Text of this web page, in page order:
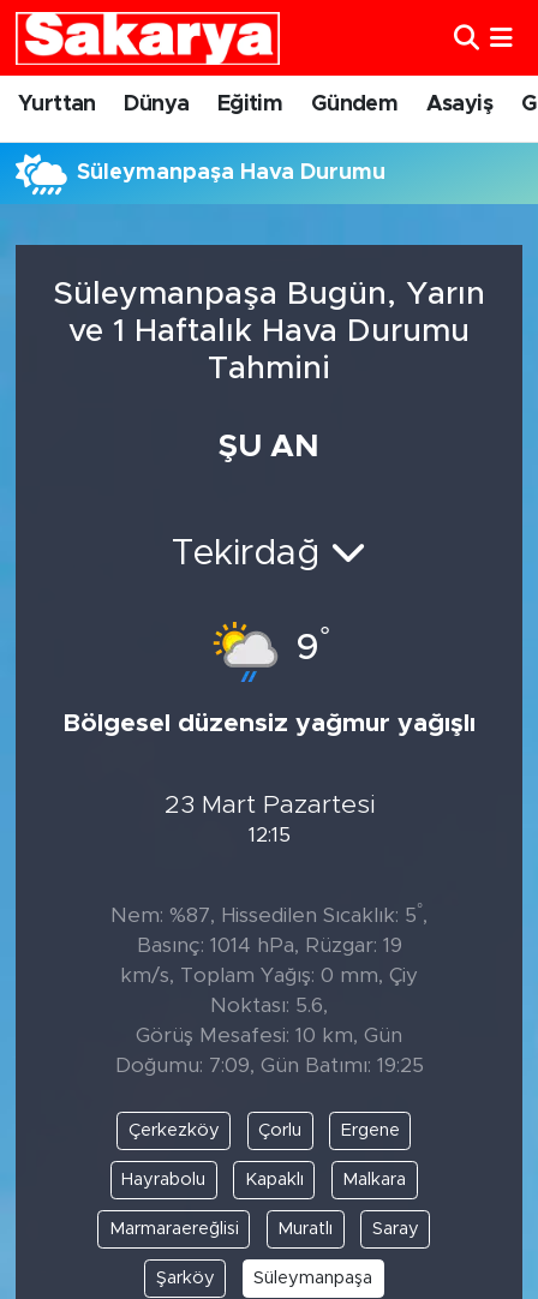
Yurttan Dünya Eğitim Gündem Asayiş
Süleymanpaşa Hava Durumu
Süleymanpaşa Bugün, Yarın
ve 1 Haftalık Hava Durumu
Tahmini
ŞU AN
Tekirdağ
9°
Bölgesel düzensiz yağmur yağışlı
23 Mart Pazartesi
12:15
Nem: %87, Hissedilen Sıcaklık: 5°,
Basınç: 1014 hPa, Rüzgar: 19
km/s, Toplam Yağış: 0 mm, Çiy
Noktası: 5.6,
Görüş Mesafesi: 10 km, Gün
Doğumu: 7:09, Gün Batımı: 19:25
Çerkezköy Çorlu Ergene
Hayrabolu Kapaklı Malkara
Marmaraereğlisi Muratlı Saray
Şarköy Süleymanpaşa
Yurttan
Eskişehirspor
Eskişehir Nöbetçi Eczaneler
Süper Lig Puan Durumu ve Fikstür
Son Dakika Haberleri